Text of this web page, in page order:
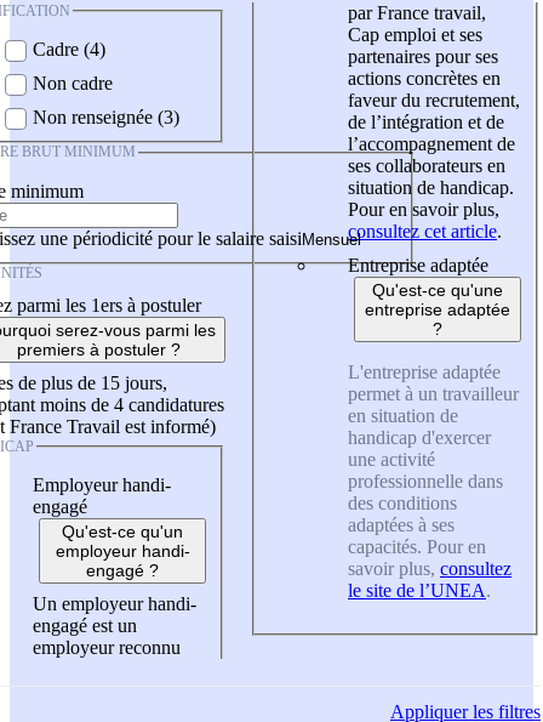
Cadre (4)
Non cadre
Non renseignée (3)
BRUT MINIMUM
minimum
une périodicité pour le salaire saisi
parmi les 1ers à postuler
serez-vous parmi les
premiers à postuler ?
de plus de 15 jours,
moins de 4 candidatures
France Travail est informé)
Employeur handi-
engagé
Qu'est-ce qu'un
employeur handi-
engagé ?
Un employeur handi-
engagé est un
employeur reconnu
par France travail,
Cap emploi et ses
partenaires pour ses
actions concrètes en
faveur du recrutement,
de l’intégration et de
l’accompagnement de
ses collaborateurs en
situation de handicap.
Pour en savoir plus,
consultez cet article.
Entreprise adaptée
Qu'est-ce qu'une
entreprise adaptée
?
L'entreprise adaptée
permet à un travailleur
en situation de
handicap d'exercer
une activité
professionnelle dans
des conditions
adaptées à ses
capacités. Pour en
savoir plus, consultez
le site de l’UNEA.
Appliquerles filtres